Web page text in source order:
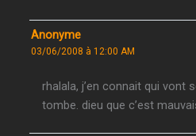
Anonyme
03/06/2008 à 12:00 AM
rhalala, j’en connait qui vont
tombe. dieu que c’est